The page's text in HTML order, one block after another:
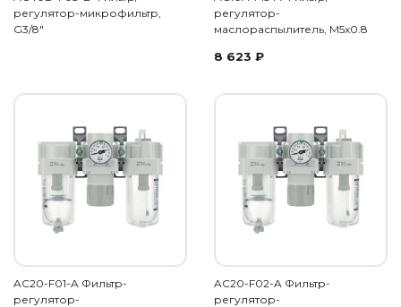
регулятор-микрофильтр,
G3/8"
регулятор-
маслораспылитель, М5х0.8
8 623 ₽
AC20-F01-A Фильтр-
регулятор-
AC20-F02-A Фильтр-
регулятор-